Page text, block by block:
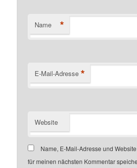
Name *
E-Mail-Adresse *
Website
Name, E-Mail-Adresse und
für meinen nächsten Kommentar